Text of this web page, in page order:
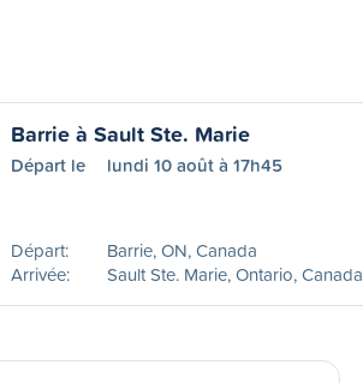
Barrie à Sault Ste. Marie
Départ le lundi 10 août à 17h45
Départ:
Barrie, ON, Canada
Arrivée:
Sault Ste. Marie, Ontario, Canada